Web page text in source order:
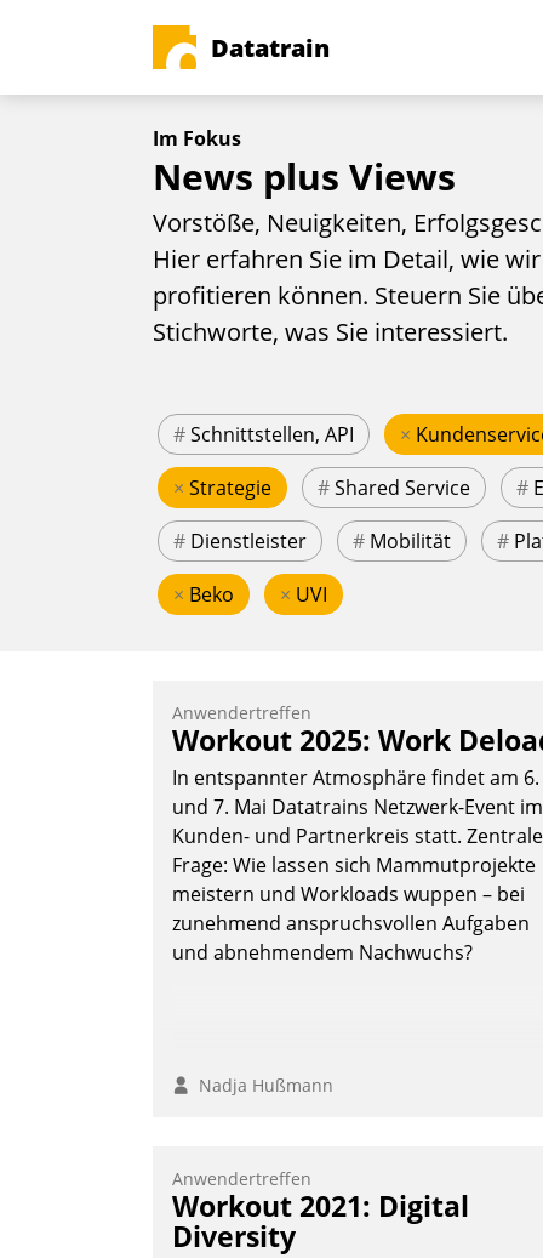
Datatrain
Im Fokus
News plus Views
Vorstöße, Neuigkeiten,
Hier erfahren Sie im Detail, wie
profitieren können. Steuern Sie
Stichworte, was Sie interessiert.
#Schnittstellen, API ×
× Strategie #Shared Service #
# Dienstleister # Mobilität #
× Beko × UVI
Anwendertreffen
Workout 2025: Work
In entspannter Atmosphäre findet am 6.
und 7. Mai Datatrains Netzwerk-Event im
Kunden- und Partnerkreis statt. Zentrale
Frage: Wie lassen sich Mammutprojekte
meistern und Workloads wuppen – bei
zunehmend anspruchsvollen Aufgaben
und abnehmendem Nachwuchs?
Nadja Hußmann
Anwendertreffen
Workout 2021: Digital
Diversity